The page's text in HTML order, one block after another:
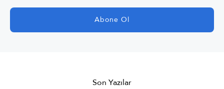
Son Yazılar